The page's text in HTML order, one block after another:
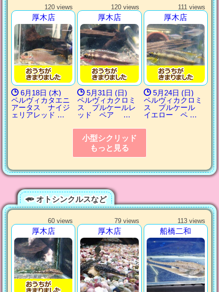
120 views
厚木店
6月18日 (木)
ペルヴィカタエニ
アータス ナイジ
ェリアレッド …
120 views
厚木店
5月31日 (日)
ペルヴィカクロミ
ス プルケールレ
ッド ペア …
111 views
厚木店
5月24日 (日)
ペルヴィカクロミ
ス プルケール
イエロー ペ …
小型シクリッド
もっと見る
オトシンクルスなど
60 views
厚木店
79 views
厚木店
113 views
船橋二和